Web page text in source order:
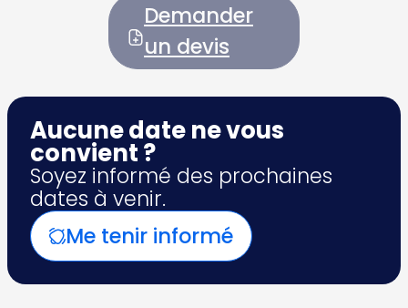
Demander
un devis
Aucune date ne vous
convient ?
Soyez informé des prochaines
dates à venir.
Me tenir informé